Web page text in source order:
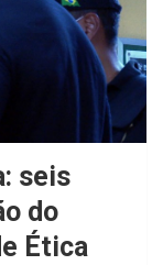
seis
do
Ética